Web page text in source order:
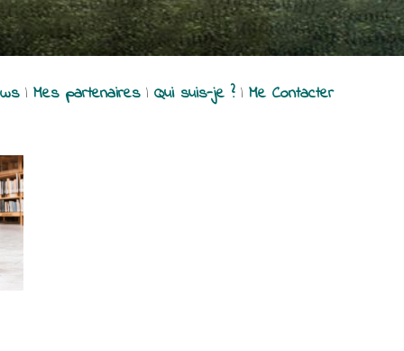
| Mes partenaires| Qui suis-je ?| Me Contacter